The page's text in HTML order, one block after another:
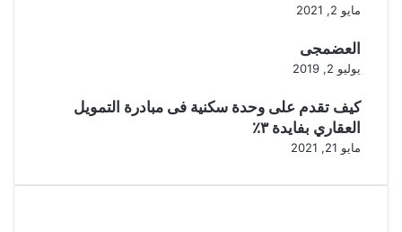
مايو 2, 2021
العضمجى
يوليو 2, 2019
كيف تقدم على وحدة سكنية فى مبادرة التمويل
العقاري بفايدة ٣٪
مايو 21, 2021